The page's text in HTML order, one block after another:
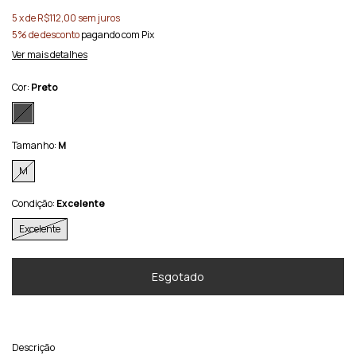
5x deR$112,00 sem juros
5% de descontopagando com Pix
Ver mais detalhes
Cor: Preto
Tamanho: M
M
Condição: Excelente
Excelente
Descrição